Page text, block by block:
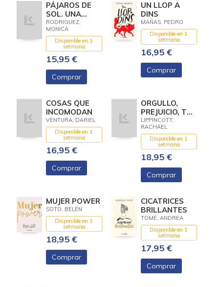
PÁJAROS DE
SOL. UNA
EMOTIVA Y
HONESTA
NOVELA
SOBRE LO QUE
NOS
GUERRA
RODRIGUEZ,
MONICA
Disponible en 1
setmana
15,95 €
Comprar
UN LLOP A
DINS
MAÑAS, PEDRO
Disponible en 1
setmana
16,95 €
Comprar
COSAS QUE
INCOMODAN
VENTURA, DARIEL
Disponible en 1
setmana
16,95 €
Comprar
ORGULLO,
PREJUICIO, TÚ
Y YO
LIPPINCOTT,
RACHAEL
Disponible en 1
setmana
18,95 €
Comprar
MUJER POWER
SOTO, BELÉN
Disponible en 1
setmana
18,95 €
Comprar
CICATRICES
BRILLANTES
TOMÉ, ANDREA
Disponible en 1
setmana
17,95 €
Comprar